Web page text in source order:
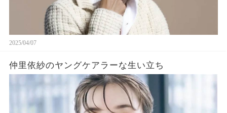
2025/04/07
仲里依紗のヤングケアラーな生い立ち